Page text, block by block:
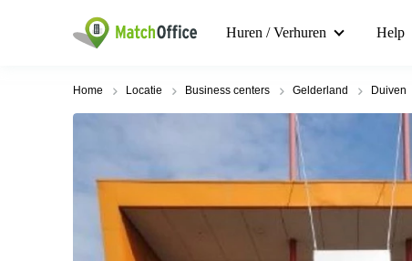
Huren / Verhuren Help
Home Locatie Business centers Gelderland Duiven